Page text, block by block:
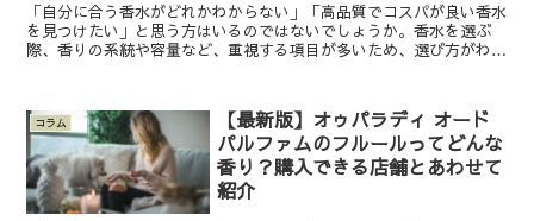
「自分に合う香水がどれかわからない」「高品質でコスパが良い香水
を見つけたい」と思う方はいるのではないでしょうか。香水を選ぶ
際、香りの系統や容量など、重視する項目が多いため、選び方がわか
コラム
【最新版】オゥパラディ オード
パルファムのフルールってどんな
香り？購入できる店舗とあわせて
紹介